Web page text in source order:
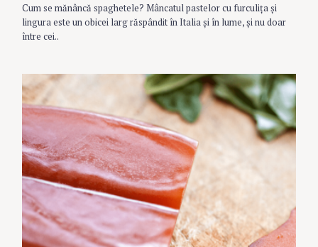
O
R
I
E
Cum se mănâncă spaghetele? Mâncatul pastelor cu furculița și
lingura este un obicei larg răspândit în Italia și în lume, și nu doar
între cei..